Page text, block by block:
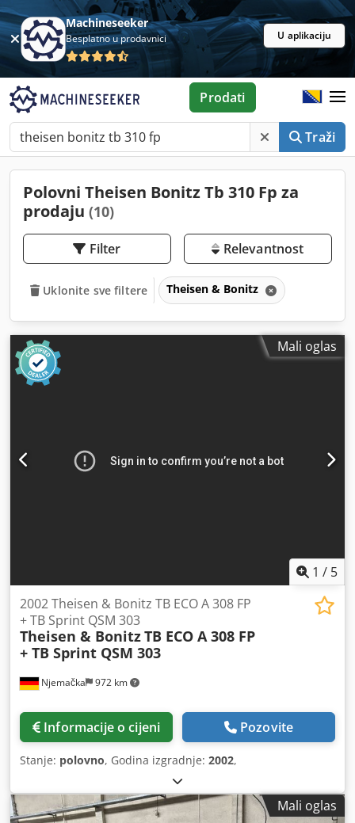
Machineseeker
Besplatno u prodavnici U aplikaciju
Traži
Prodati
Polovni Theisen Bonitz Tb 310 Fp za
prodaju (10)
Filter Relevantnost
Uklonite sve filtere Theisen & Bonitz
Mali oglas
1 / 5
Njemačka 972 km
2002 Theisen & Bonitz TB ECO A 308 FP
+ TB Sprint QSM 303
Theisen & BonitzTB ECO A 308 FP
+ TB Sprint QSM 303
Informacije o cijeni Pozovite
Stanje: polovno, Godina izgradnje: 2002,
Mali oglas